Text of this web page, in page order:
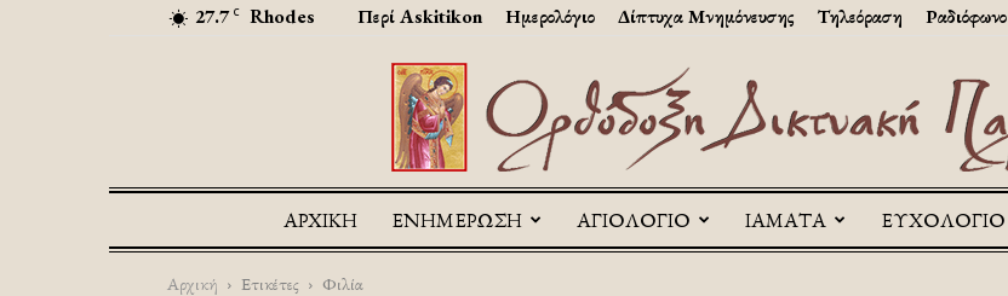
27.7 C Rhodes Περί Askitikon Ημερολόγιο Δίπτυχα Μνημόνευσης Τηλεόραση Ραδιόφωνο
Askitikon
ΑΡΧΙΚΉ ΕΝΗΜΕΡΩΣΗ ΑΓΙΟΛΟΓΙΟ ΙΑΜΑΤΑ ΕΥΧΟΛΟΓΙΟ
Αρχική Ετικέτες Φιλία